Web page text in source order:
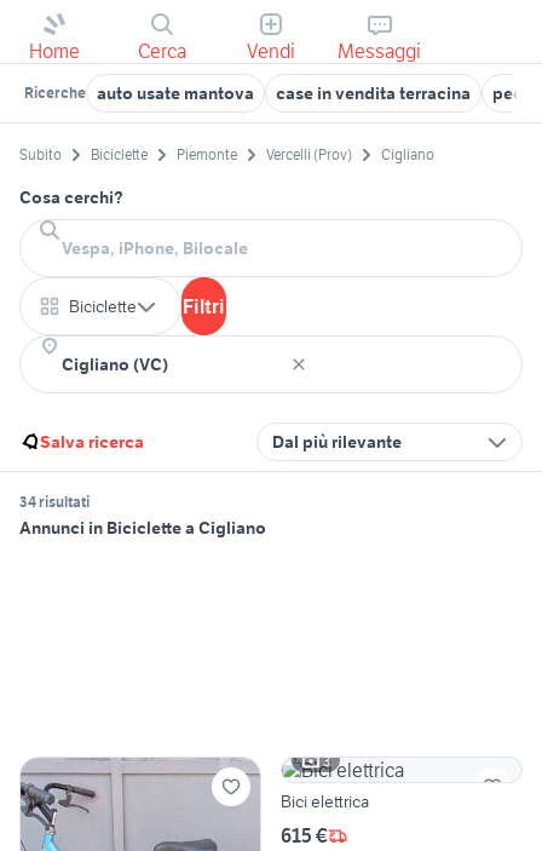
Home Cerca Vendi Messaggi
Ricerche auto usate mantova case in vendita terracina
Subito Biciclette Piemonte Vercelli (Prov) Cigliano
Cosa cerchi?
Biciclette Filtri
Salva ricerca Dal più rilevante
34 risultati
Annunci in Biciclette a Cigliano
3
Bici elettrica
615 €